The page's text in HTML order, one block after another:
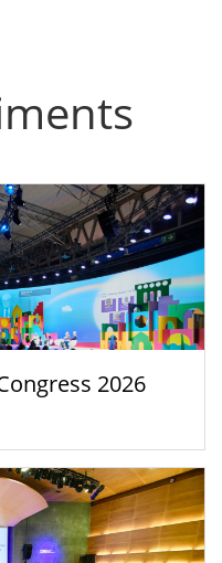
2026